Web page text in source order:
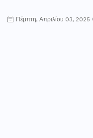
Πέμπτη, Απριλίου 03, 2025